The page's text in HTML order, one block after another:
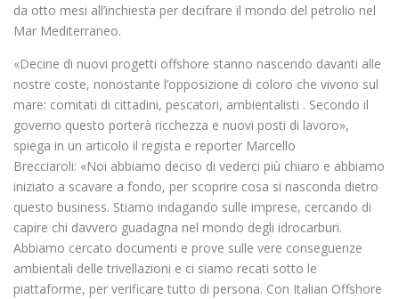
da otto mesi all’inchiesta per decifrare il mondo del petrolio nel
Mar Mediterraneo.
«Decine di nuovi progetti offshore stanno nascendo davanti alle
nostre coste, nonostante l’opposizione di coloro che vivono sul
mare: comitati di cittadini, pescatori, ambientalisti . Secondo il
governo questo porterà ricchezza e nuovi posti di lavoro»,
spiega in un articolo il regista e reporter Marcello
Brecciaroli: «Noi abbiamo deciso di vederci più chiaro e abbiamo
iniziato a scavare a fondo, per scoprire cosa si nasconda dietro
questo business. Stiamo indagando sulle imprese, cercando di
capire chi davvero guadagna nel mondo degli idrocarburi.
Abbiamo cercato documenti e prove sulle vere conseguenze
ambientali delle trivellazioni e ci siamo recati sotto le
piattaforme, per verificare tutto di persona. Con Italian Offshore